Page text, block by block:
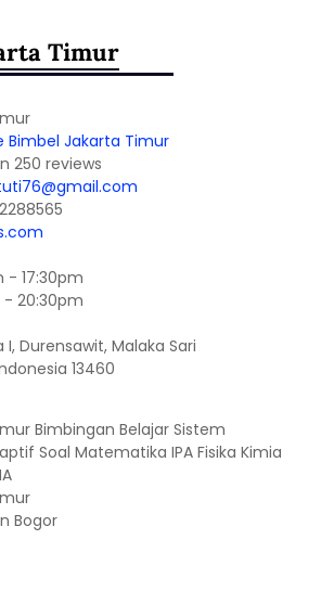
Timur
250 reviews
- 17:30pm
- 20:30pm
I, Durensawit, Malaka Sari
13460
Bimbingan Belajar Sistem
Soal Matematika IPA Fisika Kimia
Bogor